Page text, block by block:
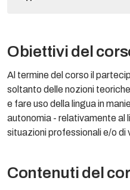
Obiettivi del
Al termine del corso il
soltanto delle nozioni
e fare uso della lingua in
autonomia - relativamente al
situazioni professionali e/o di
Contenuti del